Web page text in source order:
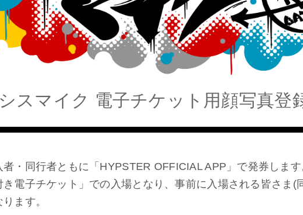
スマイク 電子チケット用 顔写真登
・同行者ともに「HYPSTER OFFICIAL APP」で発券します
き電子チケット」での入場となり、事前に入場される皆さま(
ます。